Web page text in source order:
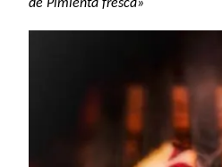
de Pimienta fresca»